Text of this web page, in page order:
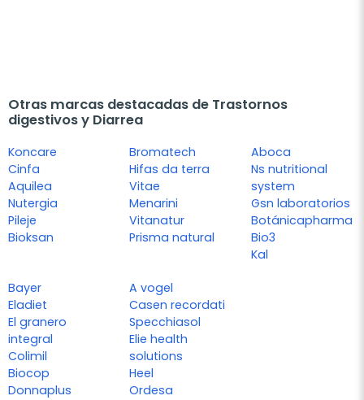
Otras marcas destacadas de Trastornos
digestivos y Diarrea
Koncare
Cinfa
Aquilea
Nutergia
Pileje
Bioksan
Bromatech
Hifas da terra
Vitae
Menarini
Vitanatur
Prisma natural
Aboca
Ns nutritional
system
Gsn laboratorios
Botánicapharma
Bio3
Kal
Bayer
Eladiet
El granero
integral
Colimil
Biocop
Donnaplus
A vogel
Casen recordati
Specchiasol
Elie health
solutions
Heel
Ordesa